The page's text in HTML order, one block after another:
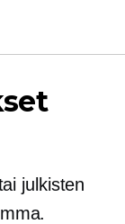
julkisten